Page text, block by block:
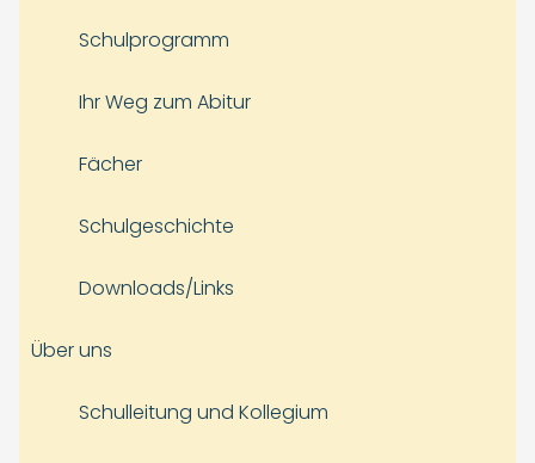
Schulprogramm
Ihr Weg zum Abitur
Fächer
Schulgeschichte
Downloads/Links
Über uns
Schulleitung und Kollegium